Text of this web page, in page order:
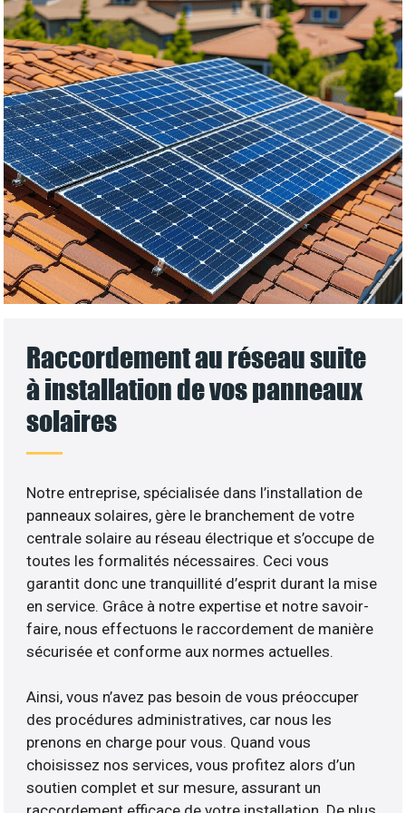
Raccordement au réseau suite
à installation de vos panneaux
solaires
Notre entreprise, spécialisée dans l’installation de
panneaux solaires, gère le branchement de votre
centrale solaire au réseau électrique et s’occupe de
toutes les formalités nécessaires. Ceci vous
garantit donc une tranquillité d’esprit durant la mise
en service. Grâce à notre expertise et notre savoir-
faire, nous effectuons le raccordement de manière
sécurisée et conforme aux normes actuelles.
Ainsi, vous n’avez pas besoin de vous préoccuper
des procédures administratives, car nous les
prenons en charge pour vous. Quand vous
choisissez nos services, vous profitez alors d’un
soutien complet et sur mesure, assurant un